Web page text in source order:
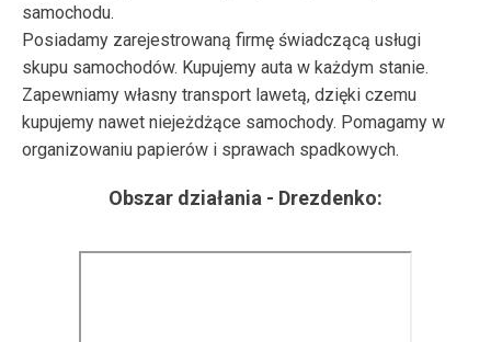
samochodu.
Posiadamy zarejestrowaną firmę świadczącą usługi
skupu samochodów. Kupujemy auta w każdym stanie.
Zapewniamy własny transport lawetą, dzięki czemu
kupujemy nawet niejeżdżące samochody. Pomagamy w
organizowaniu papierów i sprawach spadkowych.
Obszar działania - Drezdenko: